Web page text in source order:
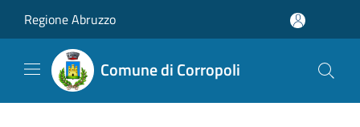
Regione Abruzzo
Comune di Corropoli